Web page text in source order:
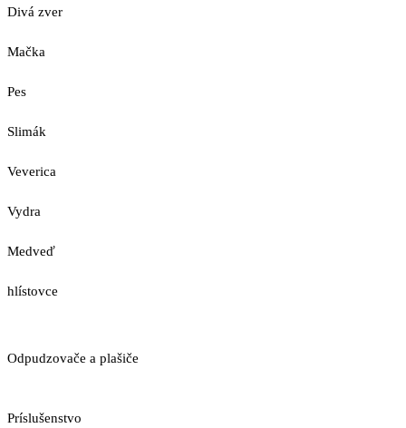
Divá zver
Mačka
Pes
Slimák
Veverica
Vydra
Medveď
hlístovce
Odpudzovače a plašiče
Príslušenstvo